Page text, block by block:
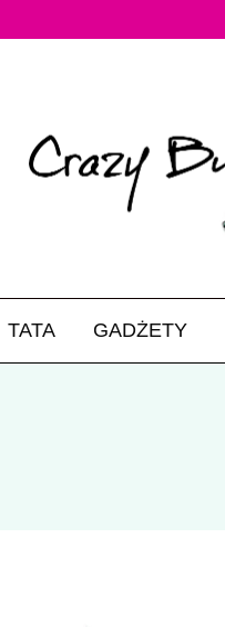
TATA GADŻETY